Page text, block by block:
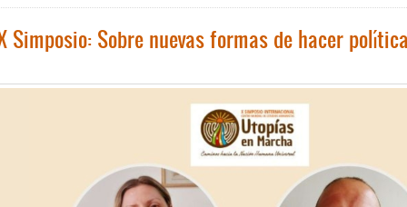
Internacional
Humanista:
¡Más
actividades,
Simposio: Sobre nuevas formas de hacer